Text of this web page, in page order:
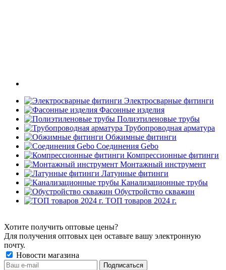
Электросварные фитинги
Фасонные изделия
Полиэтиленовые трубы
Трубопроводная арматура
Обжимные фитинги
Соединения Gebo
Компрессионные фитинги
Монтажный инструмент
Латунные фитинги
Канализационные трубы
Обустройство скважин
ТОП товаров 2024 г.
Хотите получить оптовые цены?
Для получения оптовых цен оставьте вашу электронную
почту.
Новости магазина